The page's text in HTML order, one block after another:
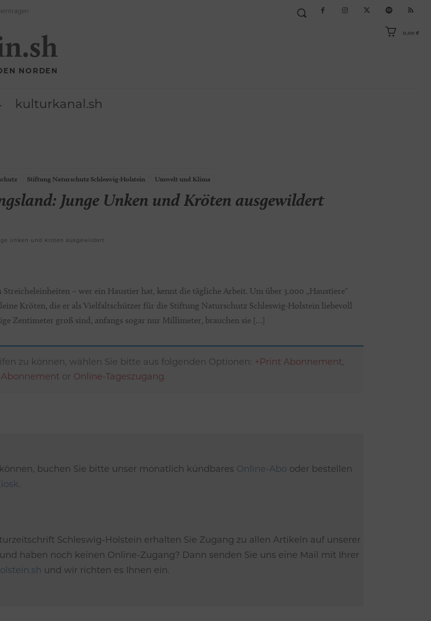
NORDEN
0,00 €
kulturkanal.sh
Stiftung Naturschutz Schleswig-Holstein Umwelt und Klima
Junge Unken und Kröten ausgewildert
Unken und Kröten ausgewildert
– wer ein Haustier hat, kennt die tägliche Arbeit. Um über 3.000 „Haustiere“
Kröten, die er als Vielfaltschützer für die Stiftung Naturschutz Schleswig-Holstein liebevoll
Zentimeter groß sind, anfangs sogar nur Millimeter, brauchen sie […]
zu können, wählen Sie bitte aus folgenden Optionen: +Print Abonnement,
or Online-Tageszugang.
buchen Sie bitte unser monatlich kündbares Online-Abo oder bestellen
.
Schleswig-Holstein erhalten Sie Zugang zu allen Artikeln auf unserer
haben noch keinen Online-Zugang? Dann senden Sie uns eine Mail mit Ihrer
und wir richten es Ihnen ein.